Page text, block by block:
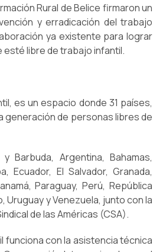
Rural de Belice firmaron un
y erradicación del trabajo
ya existente para lograr
esté libre de trabajo infantil.
es un espacio donde 31 países,
generación de personas libres de
Barbuda, Argentina, Bahamas,
Ecuador, El Salvador, Granada,
Paraguay, Perú, República
Uruguay y Venezuela, junto con la
de las Américas (CSA).
funciona con la asistencia técnica